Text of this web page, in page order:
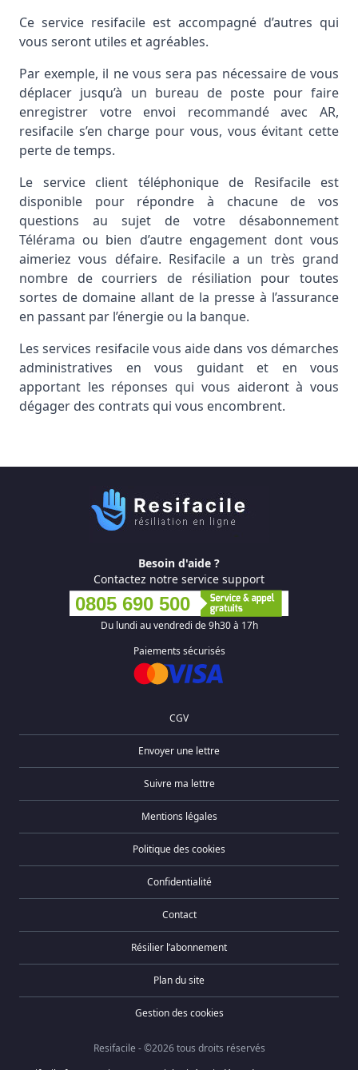
Ce service resifacile est accompagné d’autres qui
vous seront utiles et agréables.
Par exemple, il ne vous sera pas nécessaire de vous
déplacer jusqu’à un bureau de poste pour faire
enregistrer votre envoi recommandé avec AR,
resifacile s’en charge pour vous, vous évitant cette
perte de temps.
Le service client téléphonique de Resifacile est
disponible pour répondre à chacune de vos
questions au sujet de votre désabonnement
Télérama ou bien d’autre engagement dont vous
aimeriez vous défaire. Resifacile a un très grand
nombre de courriers de résiliation pour toutes
sortes de domaine allant de la presse à l’assurance
en passant par l’énergie ou la banque.
Les services resifacile vous aide dans vos démarches
administratives en vous guidant et en vous
apportant les réponses qui vous aideront à vous
dégager des contrats qui vous encombrent.
Besoin d'aide ?
Contactez notre service support
0805 690 500
Du lundi au vendredi de 9h30 à 17h
Paiements sécurisés
CGV
Envoyer une lettre
Suivre ma lettre
Mentions légales
Politique des cookies
Confidentialité
Contact
Résilier l’abonnement
Plan du site
Gestion des cookies
Resifacile - ©2026 tous droits réservés